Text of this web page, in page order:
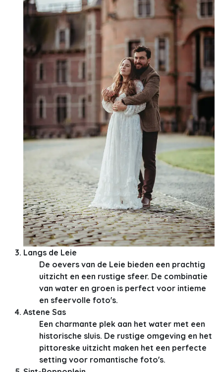
Langs de Leie
De oevers van de Leie bieden een prachtig
uitzicht en een rustige sfeer. De combinatie
van water en groen is perfect voor intieme
en sfeervolle foto's.
Astene Sas
Een charmante plek aan het water met een
historische sluis. De rustige omgeving en het
pittoreske uitzicht maken het een perfecte
setting voor romantische foto's.